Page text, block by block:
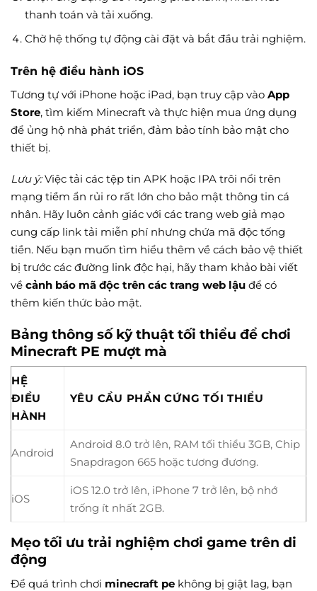
thanh toán và tải xuống.
Chờ hệ thống tự động cài đặt và bắt đầu trải nghiệm.
Trên hệ điều hành iOS
Tương tự với iPhone hoặc iPad, bạn truy cập vào App
Store, tìm kiếm Minecraft và thực hiện mua ứng dụng
để ủng hộ nhà phát triển, đảm bảo tính bảo mật cho
thiết bị.
Lưu ý:Việc tải các tệp tin APK hoặc IPA trôi nổi trên
mạng tiềm ẩn rủi ro rất lớn cho bảo mật thông tin cá
nhân. Hãy luôn cảnh giác với các trang web giả mạo
cung cấp link tải miễn phí nhưng chứa mã độc tống
tiền. Nếu bạn muốn tìm hiểu thêm về cách bảo vệ thiết
bị trước các đường link độc hại, hãy tham khảo bài viết
về cảnh báo mã độc trên các trang web lậu để có
thêm kiến thức bảo mật.
Bảng thông số kỹ thuật tối thiểu để chơi
Minecraft PE mượt mà
HỆ
ĐIỀU
HÀNH
YÊU CẦU PHẦN CỨNG TỐI THIỂU
Android
Android 8.0 trở lên, RAM tối thiểu 3GB, Chip
Snapdragon 665 hoặc tương đương.
iOS
iOS 12.0 trở lên, iPhone 7 trở lên, bộ nhớ
trống ít nhất 2GB.
Mẹo tối ưu trải nghiệm chơi game trên di
động
Để quá trình chơi minecraft pe không bị giật lag, bạn